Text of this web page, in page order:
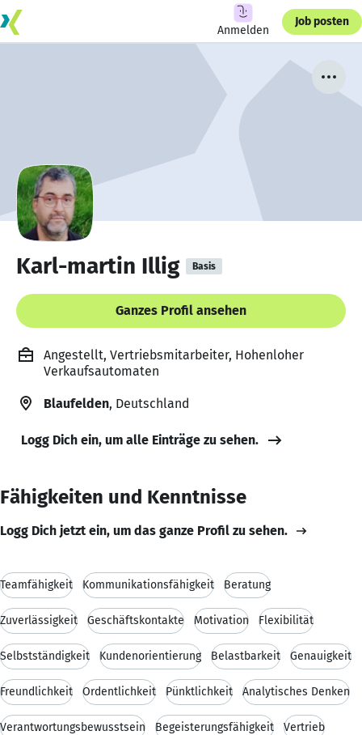
Anmelden
Job posten
Karl-martin Illig Basis
Ganzes Profil ansehen
Angestellt, Vertriebsmitarbeiter, Hohenloher
Verkaufsautomaten
Blaufelden, Deutschland
Logg Dich ein, um alle Einträge zu sehen.
Fähigkeiten und Kenntnisse
Logg Dich jetzt ein, um das ganze Profil zu sehen.
Teamfähigkeit Kommunikationsfähigkeit Beratung
Zuverlässigkeit Geschäftskontakte Motivation Flexibilität
Selbstständigkeit Kundenorientierung Belastbarkeit Genauigkeit
Freundlichkeit Ordentlichkeit Pünktlichkeit Analytisches Denken
Verantwortungsbewusstsein Begeisterungsfähigkeit Vertrieb